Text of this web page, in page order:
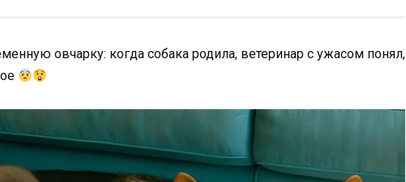
овчарку: когда собака родила, ветеринар с ужасом понял,